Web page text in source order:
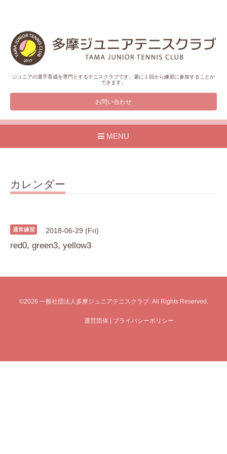
ジュニアの選手育成を専門とするテニスクラブです。週に１回から練習に参加することが
できます。
お問い合わせ
MENU
カレンダー
通常練習 2018-06-29 (Fri)
red0, green3, yellow3
©2026 一般社団法人多摩ジュニアテニスクラブ. All Rights Reserved.
運営団体 | プライバシーポリシー